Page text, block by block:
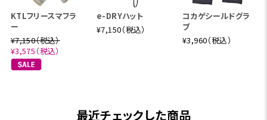
KTLフリースマフラ
ー
¥7,150（税込）
¥3,575（税込）
e-DRYハット
¥7,150（税込）
コカゲシールドグラ
ブ
¥3,960（税込）
最近チェックした商品